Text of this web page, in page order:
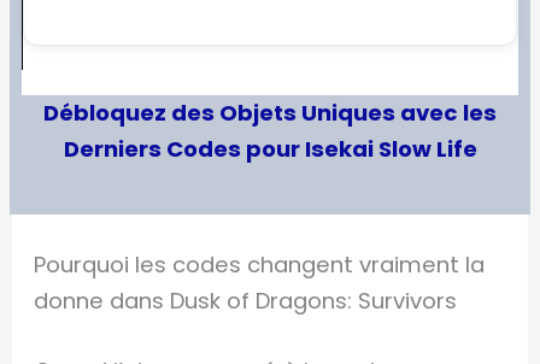
Débloquez des Objets Uniques avec les
Derniers Codes pour Isekai Slow Life
Pourquoi les codes changent vraiment la
donne dans Dusk of Dragons: Survivors